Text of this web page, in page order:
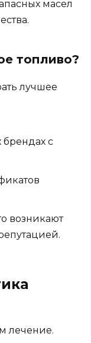
масел
топливо?
лучшее
брендах с
возникают
лечение.